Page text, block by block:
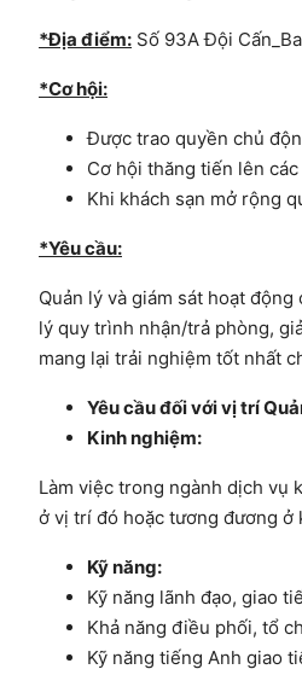
*Địa điểm: Số 93A Đội
*Cơ hội:
Được trao quyền chủ
Cơ hội thăng tiến lên
Khi khách sạn mở rộng
*Yêu cầu:
Quản lý và giám sát hoạt
lý quy trình nhận/trả phòng,
mang lại trải nghiệm tốt nhất
Yêu cầu đối với vị trí
Kinh nghiệm:
Làm việc trong ngành dịch vụ
ở vị trí đó hoặc tương đương ở
Kỹ năng:
Kỹ năng lãnh đạo, giao
Khả năng điều phối, tổ
Kỹ năng tiếng Anh giao